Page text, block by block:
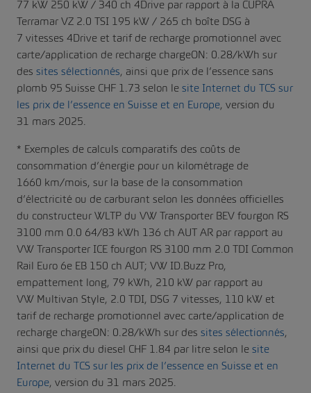
77 kW 250 kW / 340 ch 4Drive par rapport à la CUPRA
Terramar VZ 2.0 TSI 195 kW / 265 ch boîte DSG à
7 vitesses 4Drive et tarif de recharge promotionnel avec
carte/application de recharge chargeON: 0.28/kWh sur
des sites sélectionnés, ainsi que prix de l’essence sans
plomb 95 Suisse CHF 1.73 selon le site Internet du TCS sur
les prix de l’essence en Suisse et en Europe, version du
31 mars 2025.
* Exemples de calculs comparatifs des coûts de
consommation d’énergie pour un kilométrage de
1660 km/mois, sur la base de la consommation
d’électricité ou de carburant selon les données officielles
du constructeur WLTP du VW Transporter BEV fourgon RS
3100 mm 0.0 64/83 kWh 136 ch AUT AR par rapport au
VW Transporter ICE fourgon RS 3100 mm 2.0 TDI Common
Rail Euro 6e EB 150 ch AUT; VW ID.Buzz Pro,
empattement long, 79 kWh, 210 kW par rapport au
VW Multivan Style, 2.0 TDI, DSG 7 vitesses, 110 kW et
tarif de recharge promotionnel avec carte/application de
recharge chargeON: 0.28/kWh sur des sites sélectionnés,
ainsi que prix du diesel CHF 1.84 par litre selon le site
Internet du TCS sur les prix de l’essence en Suisse et en
Europe, version du 31 mars 2025.